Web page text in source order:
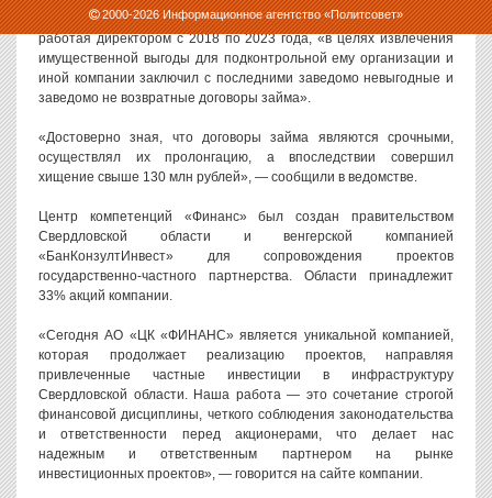
2000-2026Информационное агентство «Политсовет»
Как сообщили в пресс-службе областной прокуратуры, мужчина,
работая директором с 2018 по 2023 года, «в целях извлечения
имущественной выгоды для подконтрольной ему организации и
иной компании заключил с последними заведомо невыгодные и
заведомо не возвратные договоры займа».
«Достоверно зная, что договоры займа являются срочными,
осуществлял их пролонгацию, а впоследствии совершил
хищение свыше 130 млн рублей», — сообщили в ведомстве.
Центр компетенций «Финанс» был создан правительством
Свердловской области и венгерской компанией
«БанКонзултИнвест» для сопровождения проектов
государственно-частного партнерства. Области принадлежит
33% акций компании.
«Сегодня АО «ЦК «ФИНАНС» является уникальной компанией,
которая продолжает реализацию проектов, направляя
привлеченные частные инвестиции в инфраструктуру
Свердловской области. Наша работа — это сочетание строгой
финансовой дисциплины, четкого соблюдения законодательства
и ответственности перед акционерами, что делает нас
надежным и ответственным партнером на рынке
инвестиционных проектов», — говорится на сайте компании.